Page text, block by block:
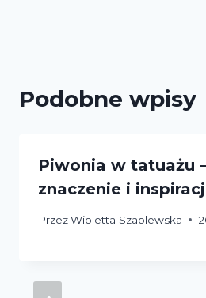
Podobne wpisy
Piwonia w tatuażu
znaczenie i
PrzezWioletta Szablewska